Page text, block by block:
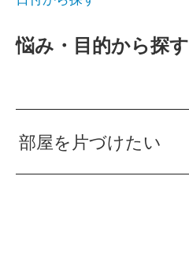
悩み・目的から探す
部屋を片づけたい